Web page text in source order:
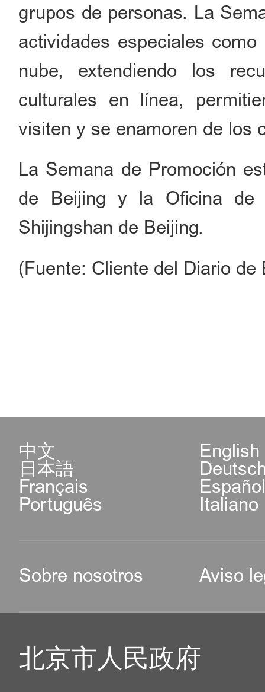
grupos de personas. La
actividades especiales
nube, extendiendo los
culturales en línea,
visiten y se enamoren de los
La Semana de Promoción
de Beijing y la Oficina de
Shijingshan de Beijing.
(Fuente: Cliente del Diario de
中文 English
日本語
Français
Português Italiano
Sobre nosotros Aviso
北京市人民政府